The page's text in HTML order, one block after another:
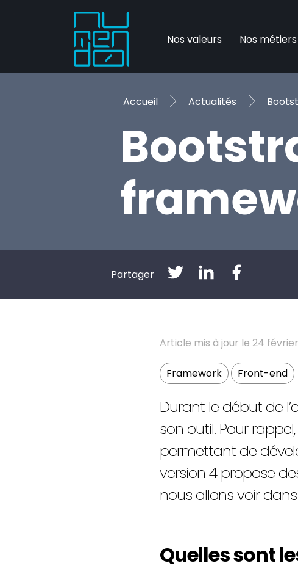
Nos valeurs Nos métiers
Accueil Actualités
Partager
Article mis à jour le 24
Framework Front-end
Durant le début de
son outil. Pour
permettant de
version 4 propose
nous allons voir
Quelles sont